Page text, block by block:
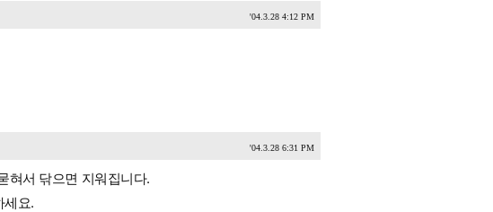
'04.3.28 4:12 PM
'04.3.28 6:31 PM
혀서 닦으면 지워집니다.
세요.